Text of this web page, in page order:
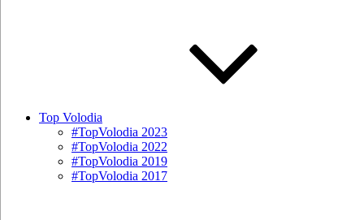
Top Volodia
#TopVolodia 2023
#TopVolodia 2022
#TopVolodia 2019
#TopVolodia 2017